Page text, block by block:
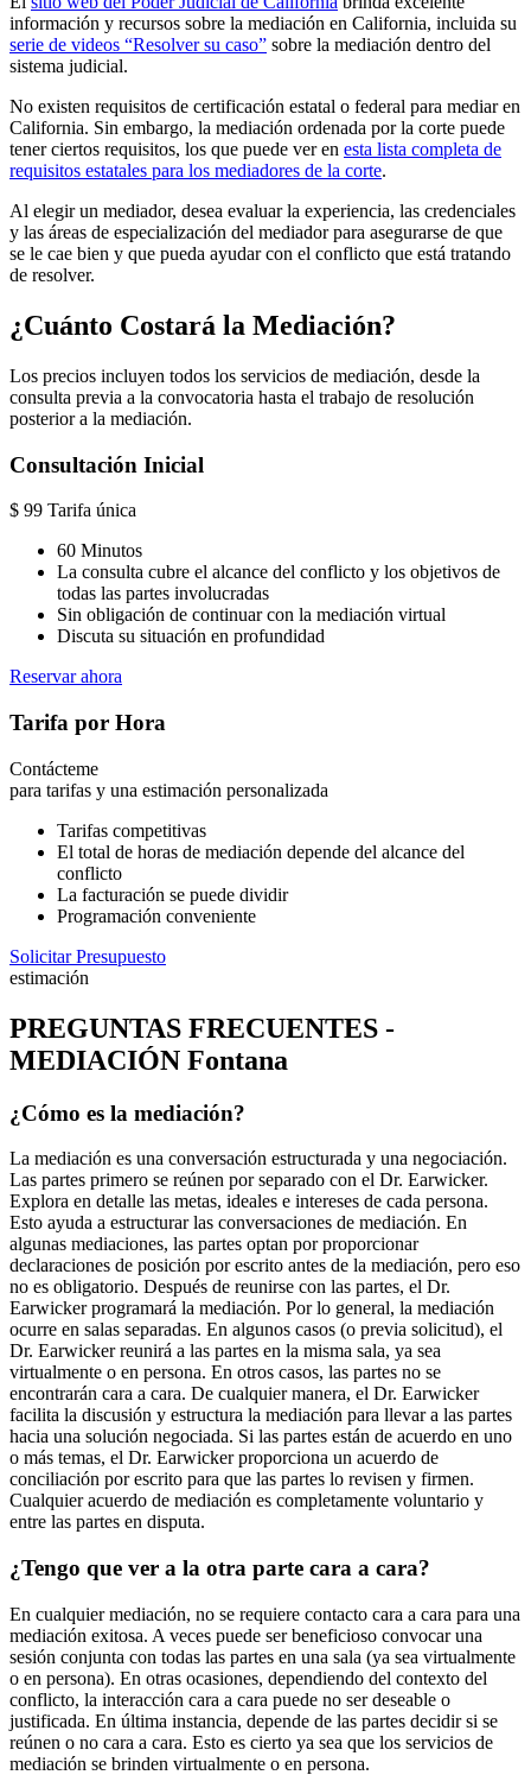
información y recursos sobre la mediación en California, incluida su
serie de videos “Resolver su caso” sobre la mediación dentro del
sistema judicial.
No existen requisitos de certificación estatal o federal para mediar en
California. Sin embargo, la mediación ordenada por la corte puede
tener ciertos requisitos, los que puede ver en esta lista completa de
requisitos estatales para los mediadores de la corte.
Al elegir un mediador, desea evaluar la experiencia, las credenciales
y las áreas de especialización del mediador para asegurarse de que
se le cae bien y que pueda ayudar con el conflicto que está tratando
de resolver.
¿Cuánto Costará la Mediación?
Los precios incluyen todos los servicios de mediación, desde la
consulta previa a la convocatoria hasta el trabajo de resolución
posterior a la mediación.
Consultación Inicial
$ 99 Tarifa única
60 Minutos
La consulta cubre el alcance del conflicto y los objetivos de
todas las partes involucradas
Sin obligación de continuar con la mediación virtual
Discuta su situación en profundidad
Reservar ahora
Tarifa por Hora
Contácteme
para tarifas y una estimación personalizada
Tarifas competitivas
El total de horas de mediación depende del alcance del
conflicto
La facturación se puede dividir
Programación conveniente
Solicitar Presupuesto
estimación
PREGUNTAS FRECUENTES -
MEDIACIÓN Fontana
¿Cómo es la mediación?
La mediación es una conversación estructurada y una negociación.
Las partes primero se reúnen por separado con el Dr. Earwicker.
Explora en detalle las metas, ideales e intereses de cada persona.
Esto ayuda a estructurar las conversaciones de mediación. En
algunas mediaciones, las partes optan por proporcionar
declaraciones de posición por escrito antes de la mediación, pero eso
no es obligatorio. Después de reunirse con las partes, el Dr.
Earwicker programará la mediación. Por lo general, la mediación
ocurre en salas separadas. En algunos casos (o previa solicitud), el
Dr. Earwicker reunirá a las partes en la misma sala, ya sea
virtualmente o en persona. En otros casos, las partes no se
encontrarán cara a cara. De cualquier manera, el Dr. Earwicker
facilita la discusión y estructura la mediación para llevar a las partes
hacia una solución negociada. Si las partes están de acuerdo en uno
o más temas, el Dr. Earwicker proporciona un acuerdo de
conciliación por escrito para que las partes lo revisen y firmen.
Cualquier acuerdo de mediación es completamente voluntario y
entre las partes en disputa.
¿Tengo que ver a la otra parte cara a cara?
En cualquier mediación, no se requiere contacto cara a cara para una
mediación exitosa. A veces puede ser beneficioso convocar una
sesión conjunta con todas las partes en una sala (ya sea virtualmente
o en persona). En otras ocasiones, dependiendo del contexto del
conflicto, la interacción cara a cara puede no ser deseable o
justificada. En última instancia, depende de las partes decidir si se
reúnen o no cara a cara. Esto es cierto ya sea que los servicios de
mediación se brinden virtualmente o en persona.